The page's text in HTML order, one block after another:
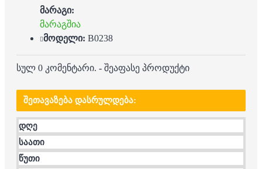
მარაგი:
მარაგშია
მოდელი: B0238
სულ 0 კომენტარი. - შეაფასე პროდუქტი
ᲨᲔᲗᲐᲕᲐᲖᲔᲑᲐ ᲓᲐᲡᲠᲣᲚᲓᲔᲑᲐ:
დღე
საათი
წუთი